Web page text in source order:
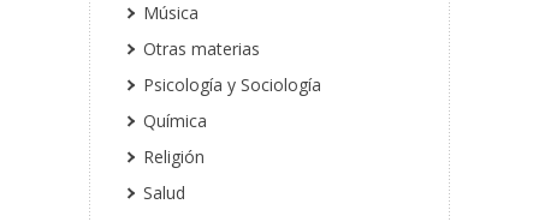
Música
Otras materias
Psicología y Sociología
Química
Religión
Salud